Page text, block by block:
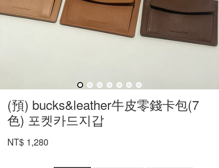
(預) bucks&leather牛皮零錢卡包(7
色) 포켓카드지갑
NT$ 1,280